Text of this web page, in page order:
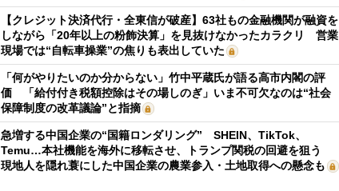
【クレジット決済代行・全東信が破産】63社もの金融機関が融資を
しながら「20年以上の粉飾決算」を見抜けなかったカラクリ 営業
現場では“自転車操業”の焦りも表出していた
「何がやりたいのか分からない」竹中平蔵氏が語る高市内閣の評
価 「給付付き税額控除はその場しのぎ」いま不可欠なのは“社会
保障制度の改革議論”と指摘
急増する中国企業の“国籍ロンダリング” SHEIN、TikTok、
Temu…本社機能を海外に移転させ、トランプ関税の回避を狙う
現地人を隠れ蓑にした中国企業の農業参入・土地取得への懸念も